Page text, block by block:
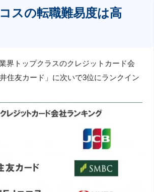
スの転職難易度は高
界トップクラスのクレジットカード会
住友カード」に次いで3位にランクイン